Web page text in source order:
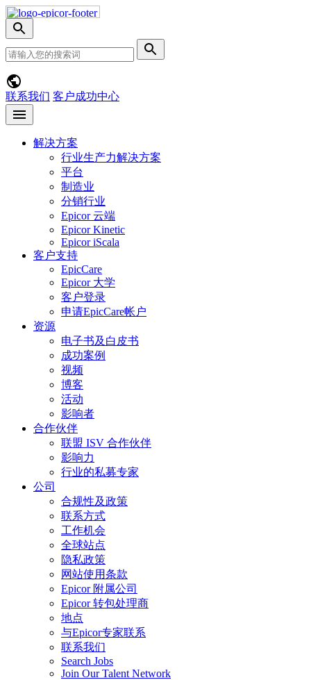
Skip
Nav
切
换
搜
索
菜
单
网
站
搜
索
提
交
联系我们 客户成功中心
Open
menu
解决方案
行业生产力解决方案
平台
制造业
分销行业
Epicor 云端
Epicor Kinetic
Epicor iScala
客户支持
EpicCare
Epicor 大学
客户登录
申请EpicCare帐户
资源
电子书及白皮书
成功案例
视频
博客
活动
影响者
合作伙伴
联盟 ISV 合作伙伴
影响力
行业的私募专家
公司
合规性及政策
联系方式
工作机会
全球站点
隐私政策
网站使用条款
Epicor 附属公司
Epicor 转包处理商
地点
与Epicor专家联系
联系我们
Search Jobs
Join Our Talent Network